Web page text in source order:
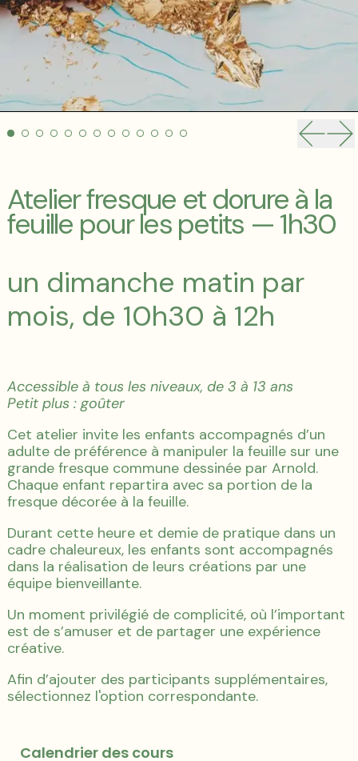
Atelier fresque et dorure à la
feuille pour les petits — 1h30
un dimanche matin par
mois, de 10h30 à 12h
Accessible à tous les niveaux, de 3 à 13 ans
Petit plus : goûter
Cet atelier invite les enfants accompagnés d’un
adulte de préférence à manipuler la feuille sur une
grande fresque commune dessinée par Arnold.
Chaque enfant repartira avec sa portion de la
fresque décorée à la feuille.
Durant cette heure et demie de pratique dans un
cadre chaleureux, les enfants sont accompagnés
dans la réalisation de leurs créations par une
équipe bienveillante.
Un moment privilégié de complicité, où l’important
est de s’amuser et de partager une expérience
créative.
Afin d’ajouter des participants supplémentaires,
sélectionnez l'option correspondante.